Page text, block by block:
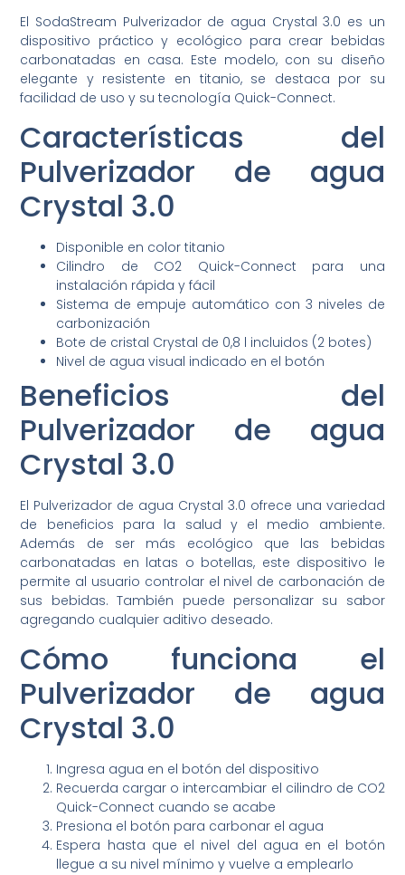
El SodaStream Pulverizador de agua Crystal 3.0 es un
dispositivo práctico y ecológico para crear bebidas
carbonatadas en casa. Este modelo, con su diseño
elegante y resistente en titanio, se destaca por su
facilidad de uso y su tecnología Quick-Connect.
Características del
Pulverizador de agua
Crystal 3.0
Disponible en color titanio
Cilindro de CO2 Quick-Connect para una
instalación rápida y fácil
Sistema de empuje automático con 3 niveles de
carbonización
Bote de cristal Crystal de 0,8 l incluidos (2 botes)
Nivel de agua visual indicado en el botón
Beneficios del
Pulverizador de agua
Crystal 3.0
El Pulverizador de agua Crystal 3.0 ofrece una variedad
de beneficios para la salud y el medio ambiente.
Además de ser más ecológico que las bebidas
carbonatadas en latas o botellas, este dispositivo le
permite al usuario controlar el nivel de carbonación de
sus bebidas. También puede personalizar su sabor
agregando cualquier aditivo deseado.
Cómo funciona el
Pulverizador de agua
Crystal 3.0
Ingresa agua en el botón del dispositivo
Recuerda cargar o intercambiar el cilindro de CO2
Quick-Connect cuando se acabe
Presiona el botón para carbonar el agua
Espera hasta que el nivel del agua en el botón
llegue a su nivel mínimo y vuelve a emplearlo